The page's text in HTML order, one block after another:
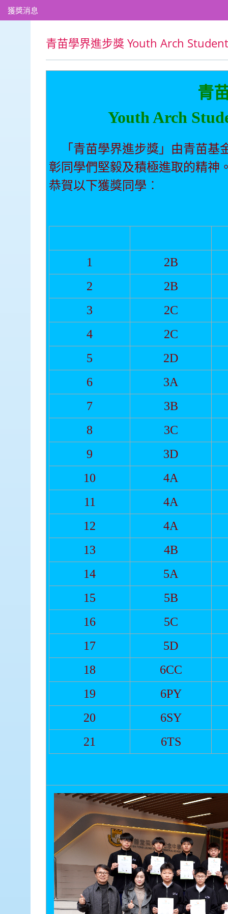
獲獎消息
青苗學界進步獎 Youth Arch
青
Youth Arch
「青苗學界進步獎」由青苗
彰同學們堅毅及積極進取的精神
恭賀以下獲獎同學︰
1
2B
2
2B
3
2C
4
2C
5
2D
6
3A
7
3B
8
3C
9
3D
10
4A
11
4A
12
4A
13
4B
14
5A
15
5B
16
5C
17
5D
18
6CC
19
6PY
20
6SY
21
6TS